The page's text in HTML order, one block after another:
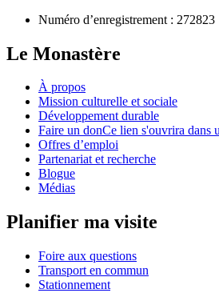
Numéro d’enregistrement : 272823
Le Monastère
À propos
Mission culturelle et sociale
Développement durable
Faire un donCe lien s'ouvrira dans
Offres d’emploi
Partenariat et recherche
Blogue
Médias
Planifier ma visite
Foire aux questions
Transport en commun
Stationnement